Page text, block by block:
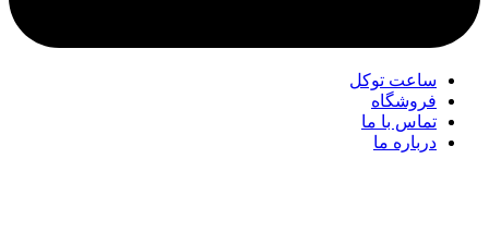
ساعت توکل
فروشگاه
تماس با ما
درباره ما